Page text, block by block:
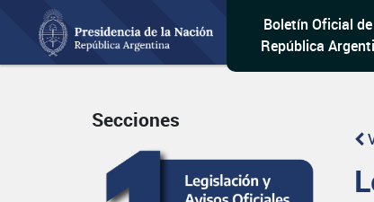
Boletín Oficial
República
Secciones